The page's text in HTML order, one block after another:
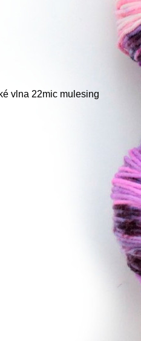
vlna 22mic mulesing